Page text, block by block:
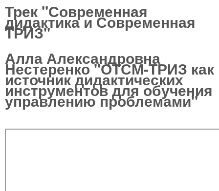
Трек "Современная
дидактика и Современная
ТРИЗ"
Алла Александровна
Нестеренко "ОТСМ-ТРИЗ как
источник дидактических
инструментов для обучения
управлению проблемами"